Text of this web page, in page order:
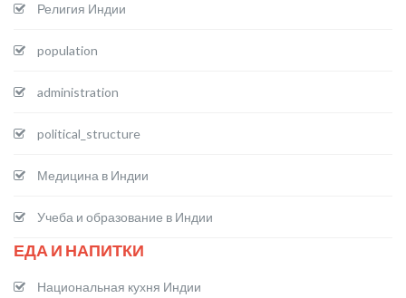
Религия Индии
population
administration
political_structure
Медицина в Индии
Учеба и образование в Индии
ЕДА И НАПИТКИ
Национальная кухня Индии